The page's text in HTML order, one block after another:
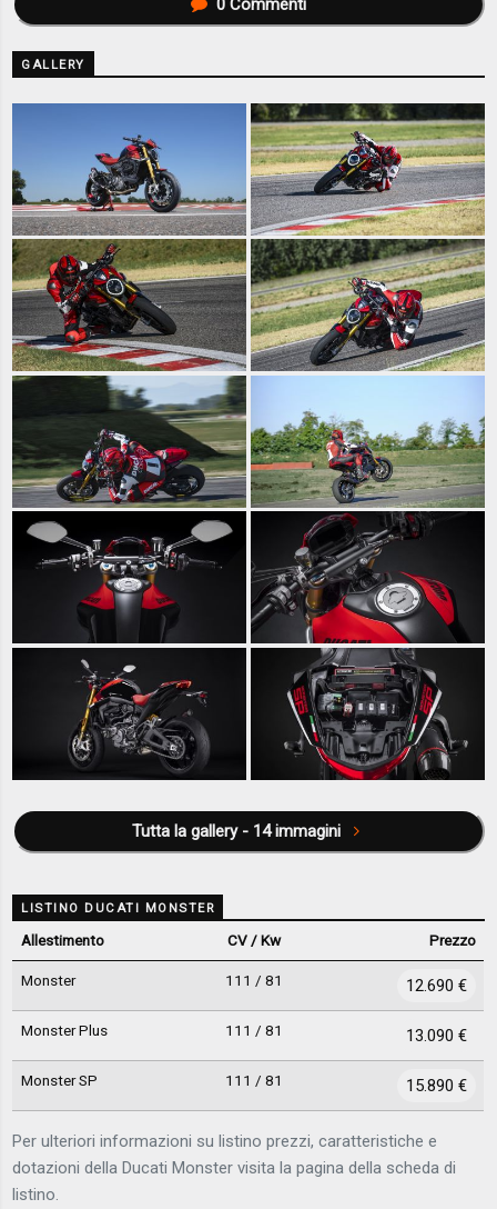
0Commenti
GALLERY
Tutta la gallery - 14 immagini
LISTINO DUCATI MONSTER
Allestimento CV / Kw Prezzo
Monster 111 / 81 12.690 €
Monster Plus 111 / 81 13.090 €
Monster SP 111 / 81 15.890 €
Per ulteriori informazioni su listino prezzi, caratteristiche e
dotazioni della Ducati Monster visita la pagina della scheda di
listino.